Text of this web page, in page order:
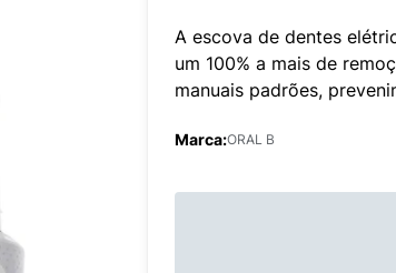
A escova de dentes
um 100% a mais de
manuais padrões,
Marca:ORAL B